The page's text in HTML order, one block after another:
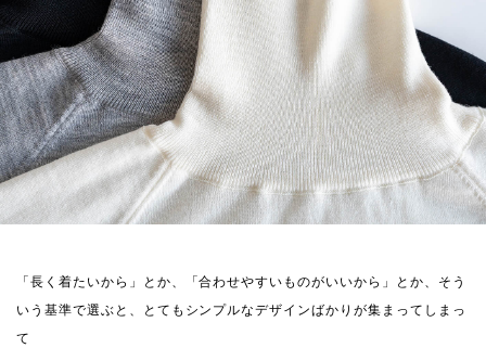
「長く着たいから」とか、「合わせやすいものがいいから」とか、そう
いう基準で選ぶと、とてもシンプルなデザインばかりが集まってしまっ
て